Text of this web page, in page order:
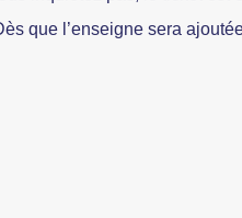
que l’enseigne sera